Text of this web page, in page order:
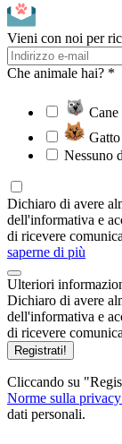
Vieni con noi per
Che animale hai? *
Cane
Gatto
Nessuno
Dichiaro di avere
dell'informativa e
di ricevere
saperne di più
Ulteriori
Dichiaro di avere
dell'informativa e
di ricevere
Registrati!
Cliccando su
Norme sulla
dati personali.